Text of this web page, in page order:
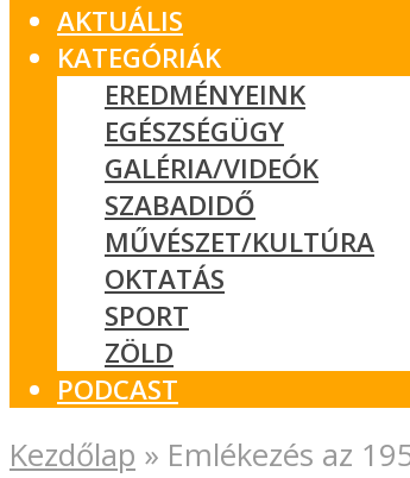
AKTUÁLIS
KATEGÓRIÁK
EREDMÉNYEINK
EGÉSZSÉGÜGY
GALÉRIA/VIDEÓK
SZABADIDŐ
MŰVÉSZET/KULTÚRA
OKTATÁS
SPORT
ZÖLD
PODCAST
Kezdőlap » Emlékezés az